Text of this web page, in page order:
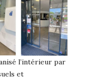
l’intérieur par
et